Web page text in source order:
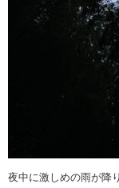
夜中に激しめの雨が降